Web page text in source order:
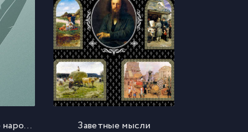
Конспект лекций о народном и государственном хозяйстве Заветные мысли